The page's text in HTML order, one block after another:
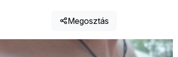
Megosztás